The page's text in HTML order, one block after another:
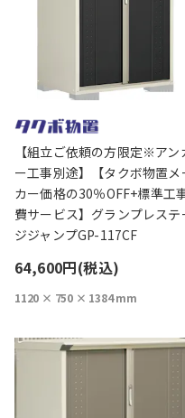
【組立ご依頼の方限定※アン
ー工事別途】【タクボ物置メ
カー価格の30％OFF+標準工
費サービス】グランプレステ
ジジャンプGP-117CF
64,600円(税込)
1120 × 750 × 1384 mm